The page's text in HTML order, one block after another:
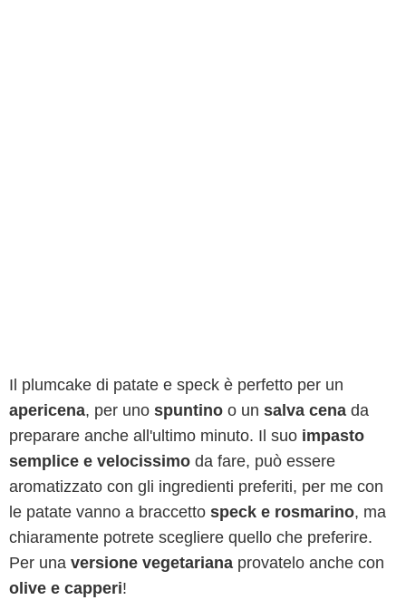
Il plumcake di patate e speck è perfetto per un
apericena, per uno spuntino o un salva cena da
preparare anche all'ultimo minuto. Il suo impasto
semplice e velocissimo da fare, può essere
aromatizzato con gli ingredienti preferiti, per me con
le patate vanno a braccetto speck e rosmarino, ma
chiaramente potrete scegliere quello che preferire.
Per una versione vegetariana provatelo anche con
olive e capperi!